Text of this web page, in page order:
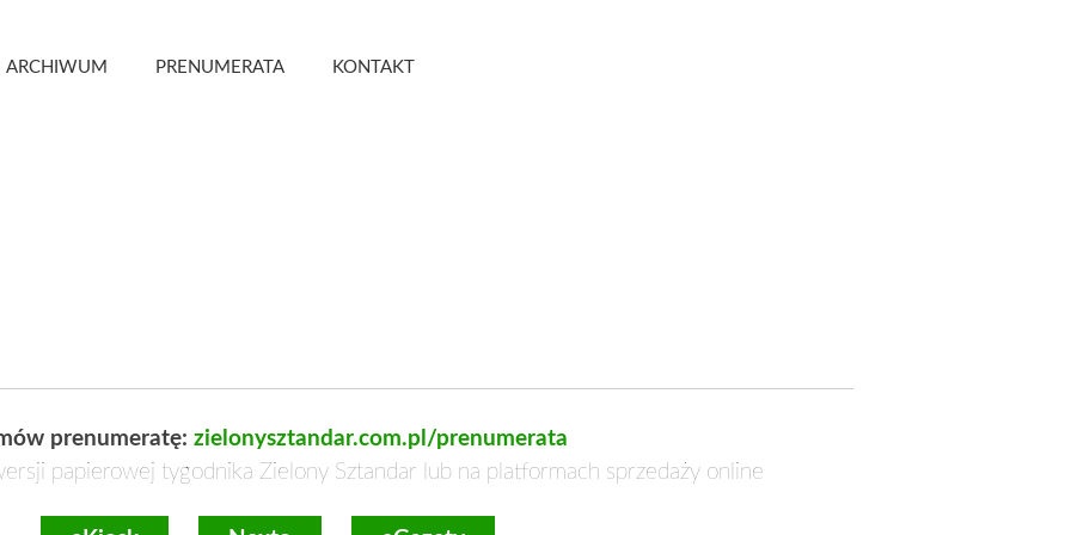
ARCHIWUM PRENUMERATA KONTAKT
prenumeratę: zielonysztandar.com.pl/prenumerata
papierowej tygodnika Zielony Sztandar lub na platformach sprzedaży online